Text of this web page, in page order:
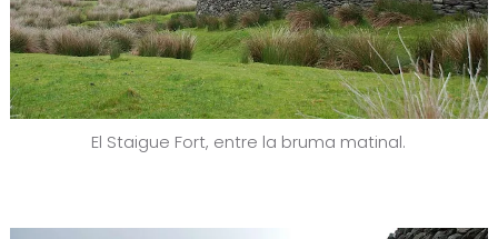
El Staigue Fort, entre la bruma matinal.